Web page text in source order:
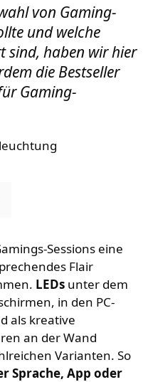
von Gaming-
und welche
sind, haben wir hier
die Bestseller
Gaming-
Sessions eine
Flair
LEDs unter dem
in den PC-
als kreative
an der Wand
Varianten. So
Sprache, App oder